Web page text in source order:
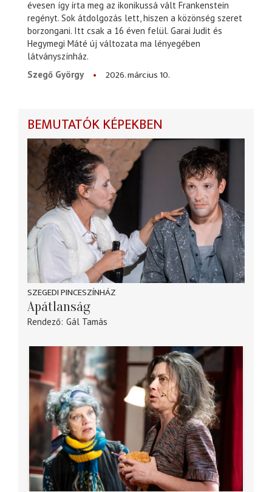
évesen így írta meg az ikonikussá vált Frankenstein
regényt. Sok átdolgozás lett, hiszen a közönség szeret
borzongani. Itt csak a 16 éven felül. Garai Judit és
Hegymegi Máté új változata ma lényegében
látványszínház.
Szegő György
2026. március 10.
BEMUTATÓK KÉPEKBEN
SZEGEDI PINCESZÍNHÁZ
Apátlanság
Rendező Gál Tamás